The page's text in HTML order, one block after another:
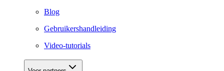
Blog
Gebruikershandleiding
Video-tutorials